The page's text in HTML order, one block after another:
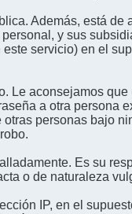
Además, está
y sus
servicio) en el
aconsejamos
a otra persona
personas bajo
Es su
o de naturaleza
IP, en el